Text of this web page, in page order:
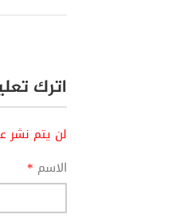
اترك
لن يتم نشر
الاسم *